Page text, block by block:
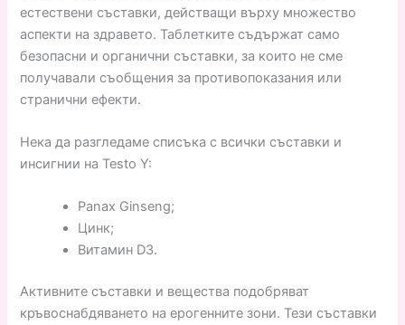
естествени съставки, действащи върху множество
аспекти на здравето. Таблетките съдържат само
безопасни и органични съставки, за които не сме
получавали съобщения за противопоказания или
странични ефекти.
Нека да разгледаме списъка с всички съставки и
инсигнии на Testo Y:
Panax Ginseng;
Цинк;
Витамин D3.
Активните съставки и вещества подобряват
кръвоснабдяването на ерогенните зони. Тези съставки